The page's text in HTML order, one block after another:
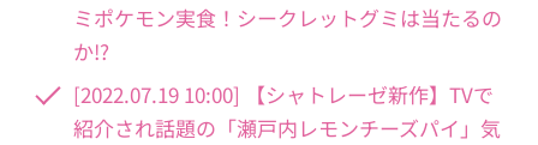
ミポケモン実食！シークレットグミは当たるの
か!?
[2022.07.19 10:00] 【シャトレーゼ新作】TVで
紹介され話題の「瀬戸内レモンチーズパイ」気